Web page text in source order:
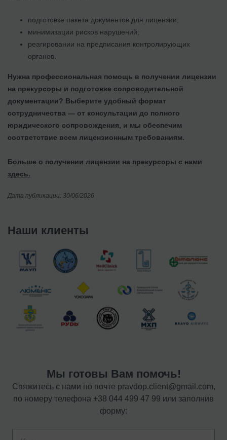
подготовке пакета документов для лицензии;
минимизации рисков нарушений;
реагировании на предписания контролирующих
органов.
Нужна профессиональная помощь в получении лицензии
на прекурсоры и подготовке сопроводительной
документации? Выберите удобный формат
сотрудничества — от консультации до полного
юридического сопровождения, и мы обеспечим
соответствие всем лицензионным требованиям.
Больше о получении лицензии на прекурсоры с нами
здесь.
Дата публикации: 30/06/2026
Наши клиенты
Мы готовы Вам помочь!
Свяжитесь с нами по почте pravdop.client@gmail.com,
по номеру телефона +38 044 499 47 99 или заполнив
форму: